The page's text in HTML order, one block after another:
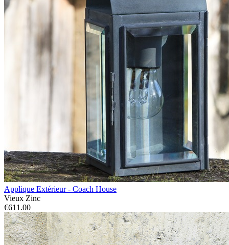
Applique Extérieur - Coach House
Vieux Zinc
€611.00